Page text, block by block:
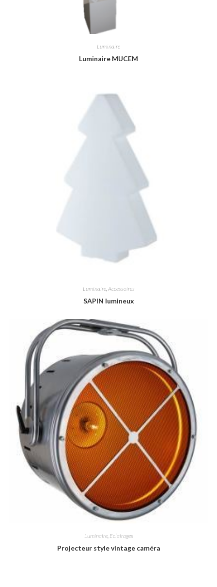
Luminaire
Luminaire MUCEM
Luminaire, Accessoires
SAPIN lumineux
Luminaire, Eclairages
Projecteur style vintage caméra